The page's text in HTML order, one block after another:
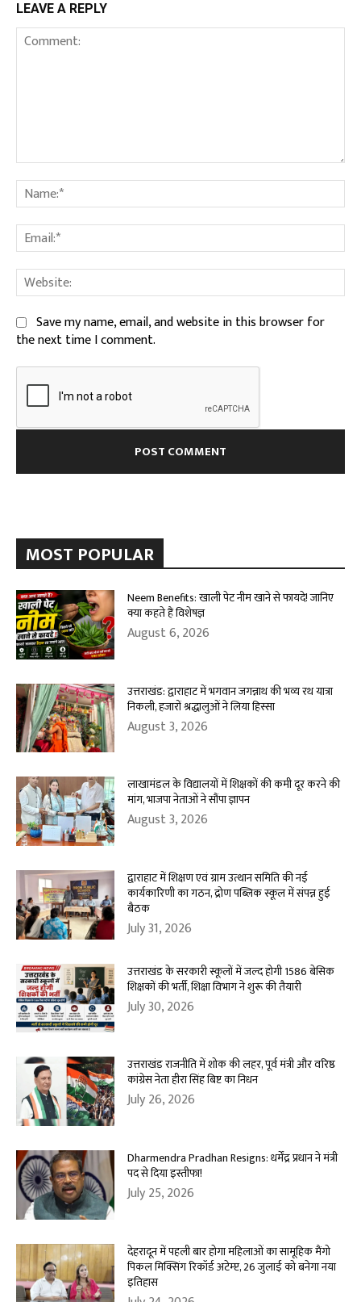
LEAVE A REPLY
Save my name, email, and website in this browser for
the next time I comment.
MOST POPULAR
Neem Benefits: खाली पेट नीम खाने से फायदे! जानिए
क्या कहते हैं विशेषज्ञ
August 6, 2026
उत्तराखंड: द्वाराहाट में भगवान जगन्नाथ की भव्य रथ यात्रा
निकली, हजारों श्रद्धालुओं ने लिया हिस्सा
August 3, 2026
लाखामंडल के विद्यालयों में शिक्षकों की कमी दूर करने की
मांग, भाजपा नेताओं ने सौंपा ज्ञापन
August 3, 2026
द्वाराहाट में शिक्षण एवं ग्राम उत्थान समिति की नई
कार्यकारिणी का गठन, द्रोण पब्लिक स्कूल में संपन्न हुई
बैठक
July 31, 2026
उत्तराखंड के सरकारी स्कूलों में जल्द होगी 1586 बेसिक
शिक्षकों की भर्ती, शिक्षा विभाग ने शुरू की तैयारी
July 30, 2026
उत्तराखंड राजनीति में शोक की लहर, पूर्व मंत्री और वरिष्ठ
कांग्रेस नेता हीरा सिंह बिष्ट का निधन
July 26, 2026
Dharmendra Pradhan Resigns: धर्मेंद्र प्रधान ने मंत्री
पद से दिया इस्तीफा!
July 25, 2026
देहरादून में पहली बार होगा महिलाओं का सामूहिक मैंगो
पिकल मिक्सिंग रिकॉर्ड अटेम्प्ट, 26 जुलाई को बनेगा नया
इतिहास